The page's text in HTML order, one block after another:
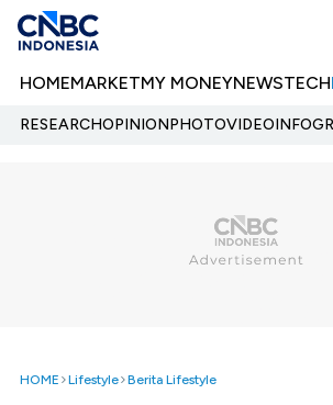
HOMEMARKETMY MONEYNEWSTECH
RESEARCHOPINIONPHOTOVIDEO
HOME Lifestyle Berita Lifestyle